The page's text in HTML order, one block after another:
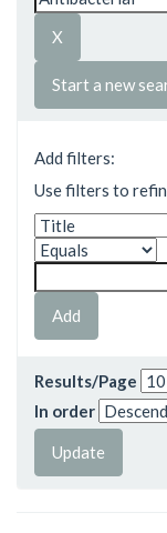
Start a new
Add filters:
Use filters to
Results/Page
In order